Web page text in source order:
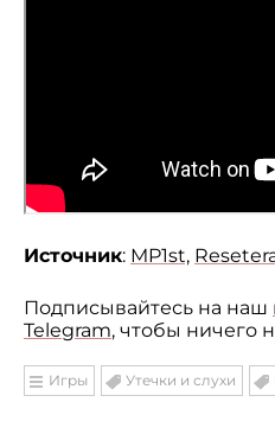
Источник: MP1st,
Подписывайтесь на наш
Telegram, чтобы ничего
Игры Утечки и слухи